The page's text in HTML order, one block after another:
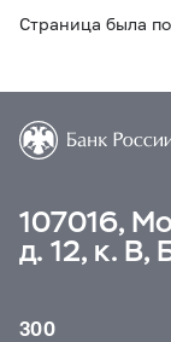
Страница была
107016,
д. 12, к. В,
300